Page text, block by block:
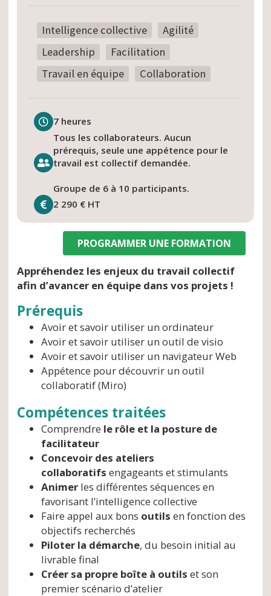
Intelligence collective
Agilité
Leadership
Facilitation
Travail en équipe
Collaboration
7 heures
Tous les collaborateurs. Aucun
prérequis, seule une appétence pour le
travail est collectif demandée.
Groupe de 6 à 10 participants.
2 290 € HT
PROGRAMMER UNE FORMATION
Appréhendez les enjeux du travail collectif
afin d’avancer en équipe dans vos projets !
Prérequis
Avoir et savoir utiliser un ordinateur
Avoir et savoir utiliser un outil de visio
Avoir et savoir utiliser un navigateur Web
Appétence pour découvrir un outil
collaboratif (Miro)
Compétences traitées
Comprendre le rôle et la posture de
facilitateur
Concevoir des ateliers
collaboratifs engageants et stimulants
Animer les différentes séquences en
favorisant l’intelligence collective
Faire appel aux bons outils en fonction des
objectifs recherchés
Piloter la démarche, du besoin initial au
livrable final
Créer sa propre boîte à outils et son
premier scénario d’atelier